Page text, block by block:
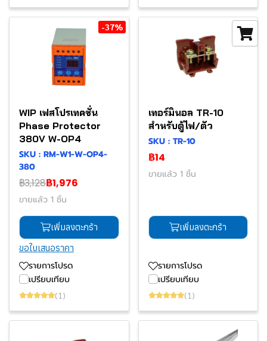
-37%
WIP เฟสโปรเทคชั่น
Phase Protector
380V W-OP4
SKU : RM-W1-W-OP4-
380
฿3,128฿1,976
ขายแล้ว 1 ชิ้น
เพิ่มลงตะกร้า
ขอใบเสนอราคา
รายการโปรด
เปรียบเทียบ
(1)
เทอร์มินอล TR-10
สำหรับตู้ไฟ/ตัว
SKU : TR-10
฿14
ขายแล้ว 1 ชิ้น
เพิ่มลงตะกร้า
รายการโปรด
เปรียบเทียบ
(1)